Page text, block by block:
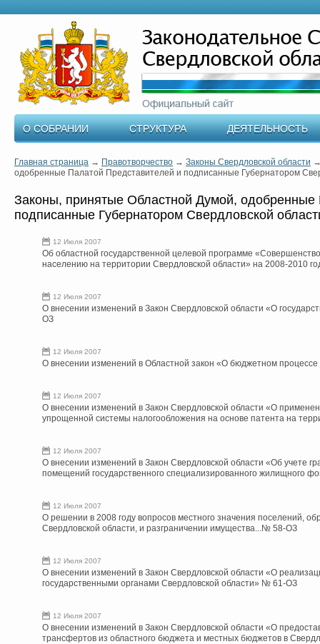
О СОБРАНИИ СТРУКТУРА ДЕЯТЕЛЬНОСТЬ
Главная страница → Правотворчество → Законы Свердловской области
одобренные Палатой Представителей и подписанные Губернатором
Законы, принятые Областной Думой, одобренные
подписанные Губернатором Свердловской
12 Июля 2007
Об областной государственной целевой программе
населению на территории Свердловской области» на 2008-2010
12 Июля 2007
О внесении изменений в Закон Свердловской области «О
ОЗ
12 Июля 2007
О внесении изменений в Областной закон «О бюджетном
12 Июля 2007
О внесении изменений в Закон Свердловской области «О
упрощенной системы налогообложения на основе патента на
12 Июля 2007
О внесении изменений в Закон Свердловской области «Об учете
помещений государственного специализированного жилищного
12 Июля 2007
О решении в 2008 году вопросов местного значения поселений,
Свердловской области, и разграничении имущества...№ 58-ОЗ
12 Июля 2007
О внесении изменений в Закон Свердловской области «О
государственными органами Свердловской области» № 61-ОЗ
12 Июля 2007
О внесении изменений в Закон Свердловской области «О
трансфертов из областного бюджета и местных бюджетов в